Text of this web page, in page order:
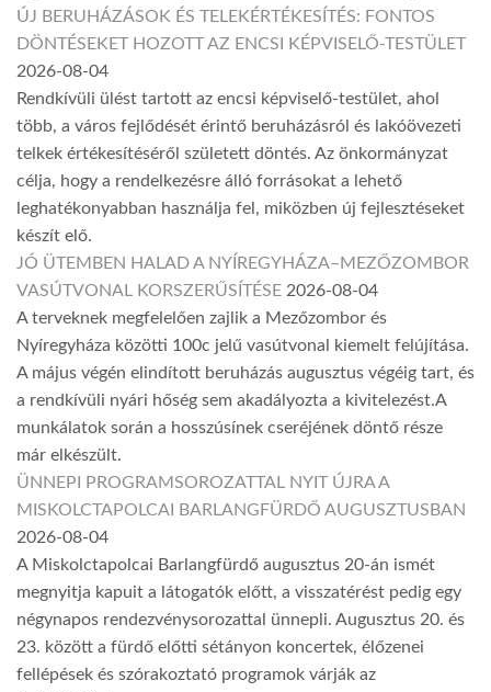
ÚJ BERUHÁZÁSOK ÉS TELEKÉRTÉKESÍTÉS: FONTOS
DÖNTÉSEKET HOZOTT AZ ENCSI KÉPVISELŐ-TESTÜLET
2026-08-04
Rendkívüli ülést tartott az encsi képviselő-testület, ahol
több, a város fejlődését érintő beruházásról és lakóövezeti
telkek értékesítéséről született döntés. Az önkormányzat
célja, hogy a rendelkezésre álló forrásokat a lehető
leghatékonyabban használja fel, miközben új fejlesztéseket
készít elő.
JÓ ÜTEMBEN HALAD A NYÍREGYHÁZA–MEZŐZOMBOR
VASÚTVONAL KORSZERŰSÍTÉSE 2026-08-04
A terveknek megfelelően zajlik a Mezőzombor és
Nyíregyháza közötti 100c jelű vasútvonal kiemelt felújítása.
A május végén elindított beruházás augusztus végéig tart, és
a rendkívüli nyári hőség sem akadályozta a kivitelezést.A
munkálatok során a hosszúsínek cseréjének döntő része
már elkészült.
ÜNNEPI PROGRAMSOROZATTAL NYIT ÚJRA A
MISKOLCTAPOLCAI BARLANGFÜRDŐ AUGUSZTUSBAN
2026-08-04
A Miskolctapolcai Barlangfürdő augusztus 20-án ismét
megnyitja kapuit a látogatók előtt, a visszatérést pedig egy
négynapos rendezvénysorozattal ünnepli. Augusztus 20. és
23. között a fürdő előtti sétányon koncertek, élőzenei
fellépések és szórakoztató programok várják az